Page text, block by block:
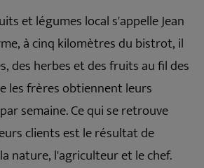
et légumes local s'appelle Jean
à cinq kilomètres du bistrot, il
des herbes et des fruits au fil des
les frères obtiennent leurs
semaine. Ce qui se retrouve
clients est le résultat de
nature, l'agriculteur et le chef.